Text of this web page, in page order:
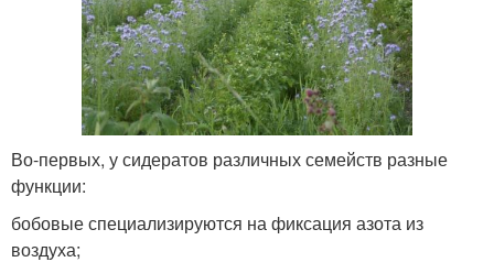
Во-первых, у сидератов различных семейств разные
функции:
бобовые специализируются на фиксация азота из
воздуха;